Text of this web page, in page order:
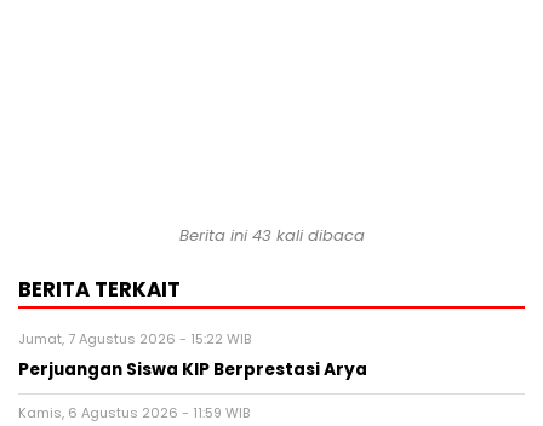
Berita ini 43kali dibaca
BERITA TERKAIT
Jumat, 7 Agustus 2026 - 15:22 WIB
Perjuangan Siswa KIP Berprestasi Arya
Kamis, 6 Agustus 2026 - 11:59 WIB